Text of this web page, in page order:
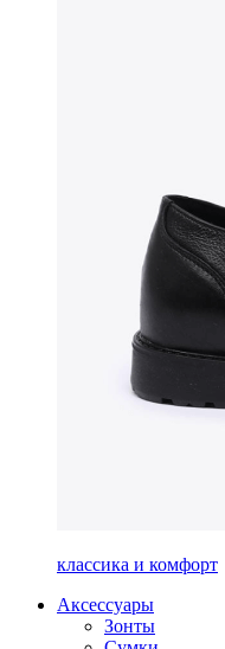
классика и комфорт
Аксессуары
Зонты